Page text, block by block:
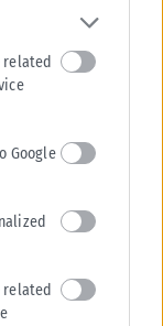
related
Google
related
αστυνομικές
για το